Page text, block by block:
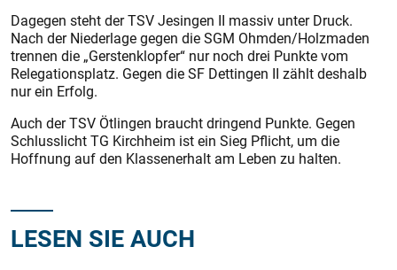
Dagegen steht der TSV Jesingen II massiv unter Druck.
Nach der Niederlage gegen die SGM Ohmden/Holzmaden
trennen die „Gerstenklopfer“ nur noch drei Punkte vom
Relegationsplatz. Gegen die SF Dettingen II zählt deshalb
nur ein Erfolg.
Auch der TSV Ötlingen braucht dringend Punkte. Gegen
Schlusslicht TG Kirchheim ist ein Sieg Pflicht, um die
Hoffnung auf den Klassenerhalt am Leben zu halten.
LESEN SIE AUCH